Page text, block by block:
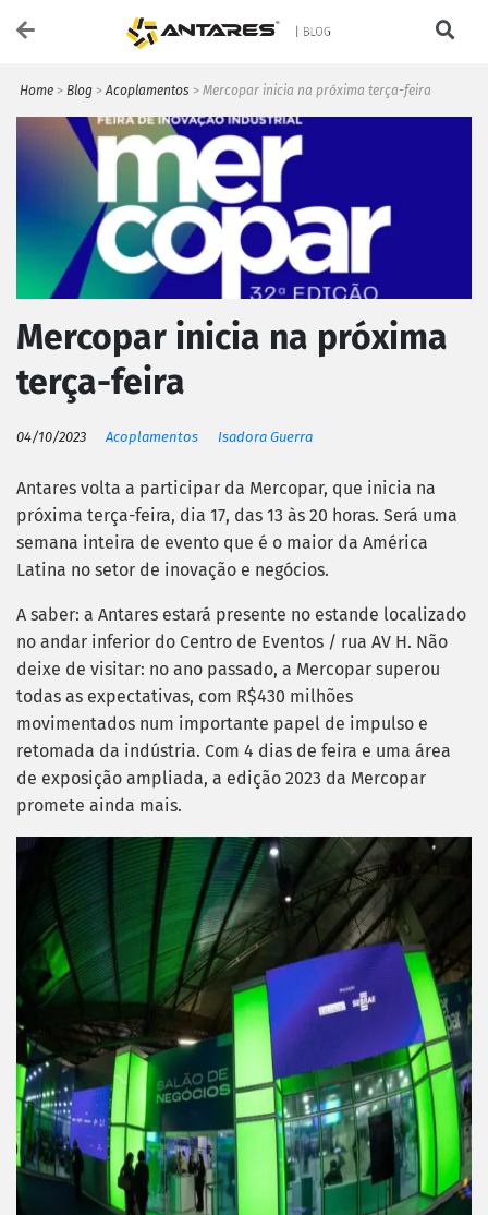
Home > Blog > Acoplamentos > Mercopar inicia na próxima terça-feira
Mercopar inicia na próxima
terça-feira
04/10/2023 Acoplamentos Isadora Guerra
Antares volta a participar da Mercopar, que inicia na
próxima terça-feira, dia 17, das 13 às 20 horas. Será uma
semana inteira de evento que é o maior da América
Latina no setor de inovação e negócios.
A saber: a Antares estará presente no estande localizado
no andar inferior do Centro de Eventos / rua AV H. Não
deixe de visitar: no ano passado, a Mercopar superou
todas as expectativas, com R$430 milhões
movimentados num importante papel de impulso e
retomada da indústria. Com 4 dias de feira e uma área
de exposição ampliada, a edição 2023 da Mercopar
promete ainda mais.